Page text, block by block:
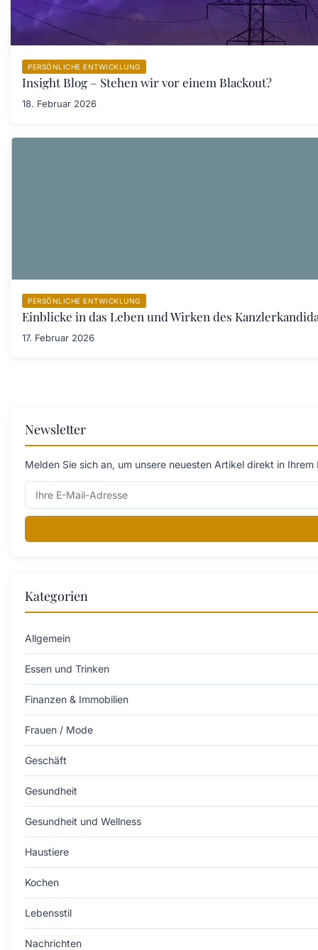
PERSÖNLICHE ENTWICKLUNG
Insight Blog – Stehen wir vor einem Blackout?
18. Februar 2026
PERSÖNLICHE ENTWICKLUNG
Einblicke in das Leben und Wirken des
17. Februar 2026
Newsletter
Melden Sie sich an, um unsere neuesten Artikel direkt in
Kategorien
Allgemein
Essen und Trinken
Finanzen & Immobilien
Frauen / Mode
Geschäft
Gesundheit
Gesundheit und Wellness
Haustiere
Kochen
Lebensstil
Nachrichten